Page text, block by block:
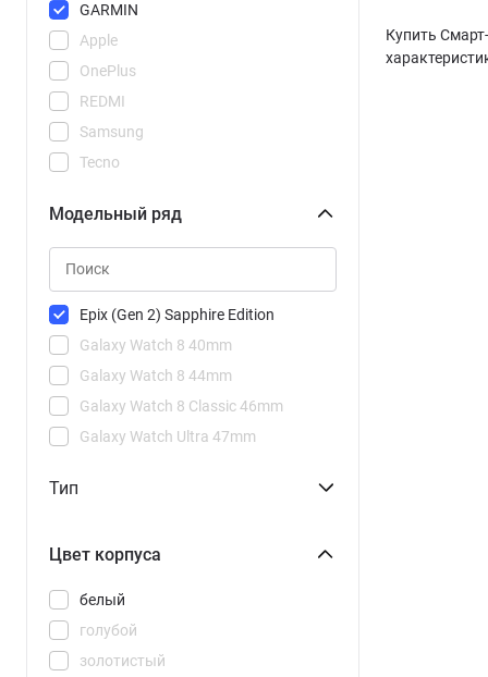
Apple
GARMIN
OnePlus
REDMI
Samsung
Tecno
Модельный ряд
Epix (Gen 2) Sapphire Edition
Galaxy Watch 8 40mm
Galaxy Watch 8 44mm
Galaxy Watch 8 Classic 46mm
Galaxy Watch Ultra 47mm
Watch 2 Pro
Watch 3 Pro
Тип
Цвет корпуса
белый
голубой
золотистый
Купить